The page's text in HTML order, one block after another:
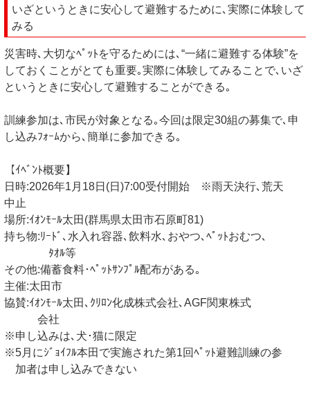
いざというときに安心して避難するために､実際に体験して
みる
災害時､大切なﾍﾟｯﾄを守るためには､“一緒に避難する体験”を
しておくことがとても重要｡実際に体験してみることで､いざ
というときに安心して避難することができる｡
訓練参加は､市民が対象となる｡今回は限定30組の募集で､申
し込みﾌｫｰﾑから､簡単に参加できる｡
【ｲﾍﾞﾝﾄ概要】
日時:2026年1月18日(日)7:00受付開始 ※雨天決行､荒天
中止
場所:ｲｵﾝﾓｰﾙ太田(群馬県太田市石原町81)
持ち物:ﾘｰﾄﾞ､水入れ容器､飲料水､おやつ､ﾍﾟｯﾄおむつ､
ﾀｵﾙ等
その他:備蓄食料･ﾍﾟｯﾄｻﾝﾌﾟﾙ配布がある｡
主催:太田市
協賛:ｲｵﾝﾓｰﾙ太田､ｸﾘﾛﾝ化成株式会社､AGF関東株式
会社
※申し込みは､犬･猫に限定
※5月にｼﾞｮｲﾌﾙ本田で実施された第1回ﾍﾟｯﾄ避難訓練の参
加者は申し込みできない